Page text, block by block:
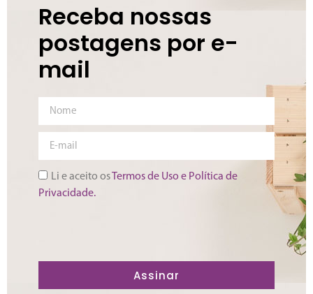
Receba nossas
postagens por e-
mail
Li e aceito osTermos de Uso e Política de
Privacidade.
Assinar